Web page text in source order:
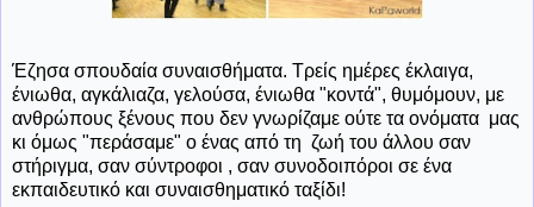
Έζησα σπουδαία συναισθήματα. Τρείς ημέρες έκλαιγα,
ένιωθα, αγκάλιαζα, γελούσα, ένιωθα "κοντά", θυμόμουν, με
ανθρώπους ξένους που δεν γνωρίζαμε ούτε τα ονόματα μας
κι όμως "περάσαμε" ο ένας από τη ζωή του άλλου σαν
στήριγμα, σαν σύντροφοι , σαν συνοδοιπόροι σε ένα
εκπαιδευτικό και συναισθηματικό ταξίδι!